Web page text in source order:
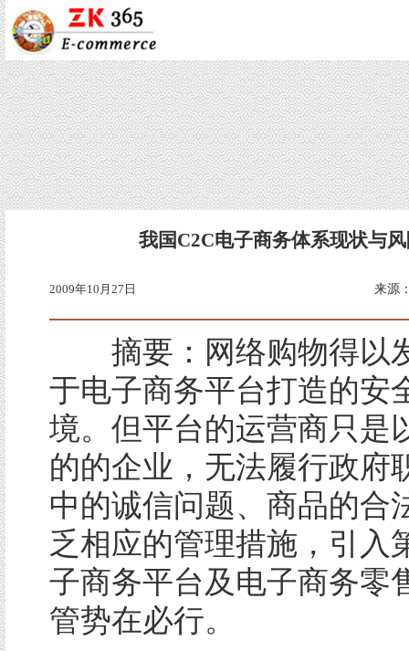
我国C2C电子商务体系现状与
2009年10月27日 来源
摘要：网络购物得以
于电子商务平台打造的安
境。但平台的运营商只是
的的企业，无法履行政府
中的诚信问题、商品的合
乏相应的管理措施，引入
子商务平台及电子商务零
管势在必行。